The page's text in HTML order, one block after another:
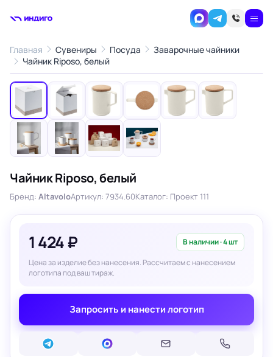
Главная Сувениры Посуда
Заварочные чайники
Чайник Riposo, белый
‹ ›
Чайник Riposo, белый
Бренд: AltavoloАртикул: 7934.60Каталог: Проект 111
1 424 ₽ В наличии · 4 шт
Цена за изделие без нанесения. Рассчитаем с нанесением
логотипа под ваш тираж.
Запросить и нанести логотип